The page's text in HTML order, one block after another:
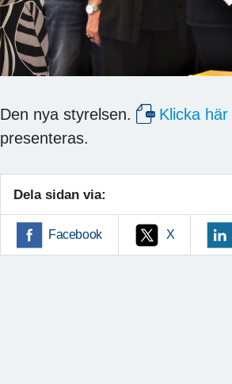
Den nya styrelsen. Klicka här
presenteras.
Dela sidan via:
Facebook X